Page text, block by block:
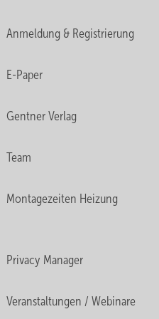
Anmeldung & Registrierung
E-Paper
Gentner Verlag
Team
Montagezeiten Heizung
Privacy Manager
Veranstaltungen / Webinare